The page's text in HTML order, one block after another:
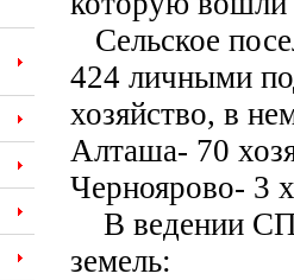
Сельское
424 личными
хозяйство, в
Алташа- 70
Черноярово- 3
В ведении СП
земель: